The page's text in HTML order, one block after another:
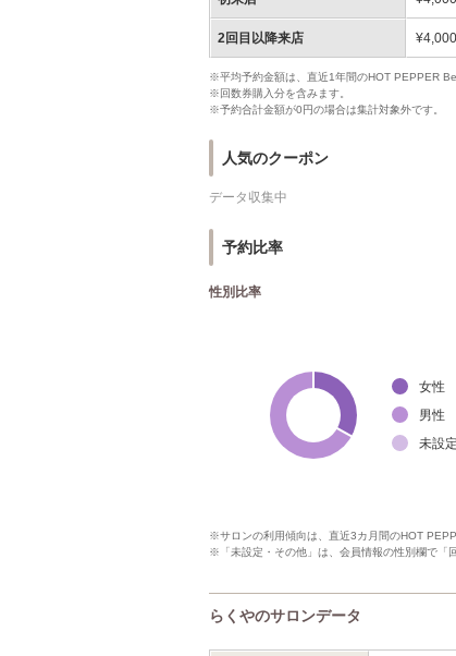
2回目以降来店
※平均予約金額は、直近1年間のHOT PEPPER
※回数券購入分を含みます。
※予約合計金額が0円の場合は集計対象外です。
人気のクーポン
データ収集中
予約比率
性別比率
女性
男性
未設
※サロンの利用傾向は、直近3カ月間のHOT
※「未設定・その他」は、会員情報の性別欄で「
らくやのサロンデータ